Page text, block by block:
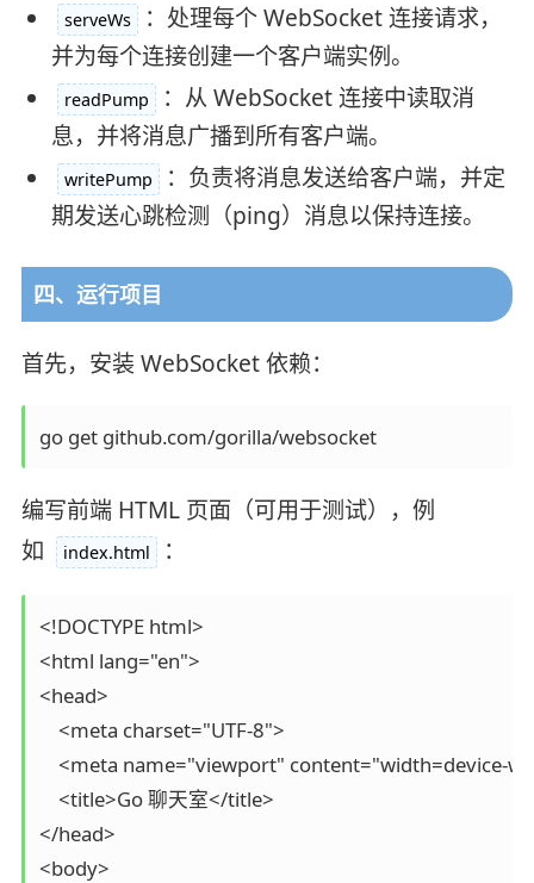
serveWs
：处理每个 WebSocket 连接请求，
并为每个连接创建一个客户端实例。
readPump
：从 WebSocket 连接中读取消
息，并将消息广播到所有客户端。
writePump
：负责将消息发送给客户端，并定
期发送心跳检测（ping）消息以保持连接。
四、运行项目
首先，安装 WebSocket 依赖：
go get github.com/gorilla/websocket
编写前端 HTML 页面（可用于测试），例
如
index.html ：
<!DOCTYPE html>
<html lang="en">
<head>
    <meta charset="UTF-8">
<meta name="viewport" content="width=device-
    <title>Go 聊天室</title>
</head>
<body>